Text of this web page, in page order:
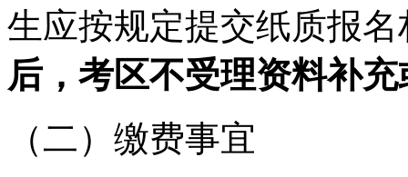
生应按规定提交纸质报名
后，考区不受理资料补充
（二）缴费事宜